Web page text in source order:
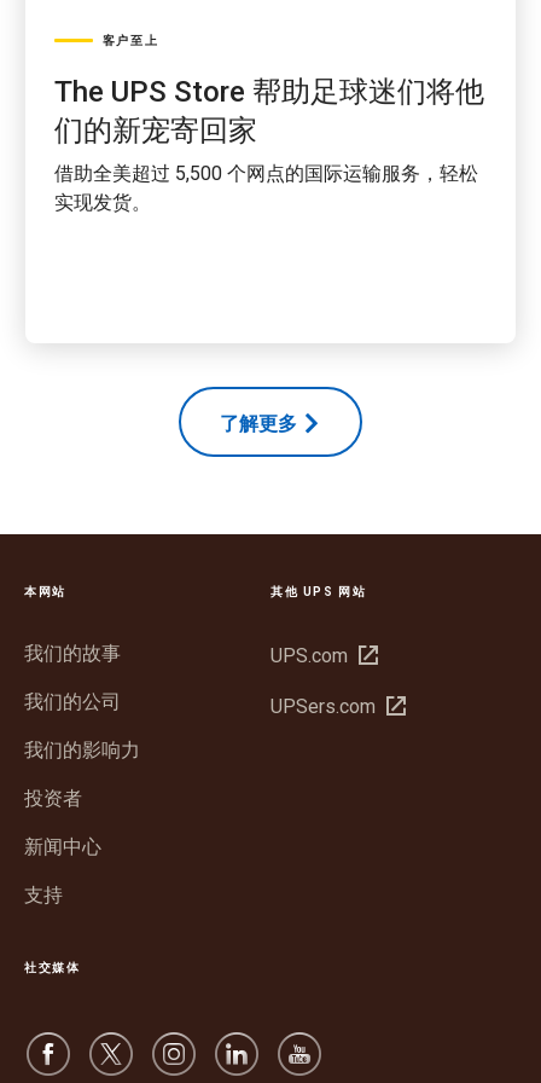
客户至上
The UPS Store 帮助足球迷们将他
们的新宠寄回家
借助全美超过 5,500 个网点的国际运输服务，轻松
实现发货。
了解更多
本网站
我们的故事
我们的公司
我们的影响力
投资者
新闻中心
支持
其他 UPS 网站
UPS.com 在
窗
UPSers.com 在
社交媒体